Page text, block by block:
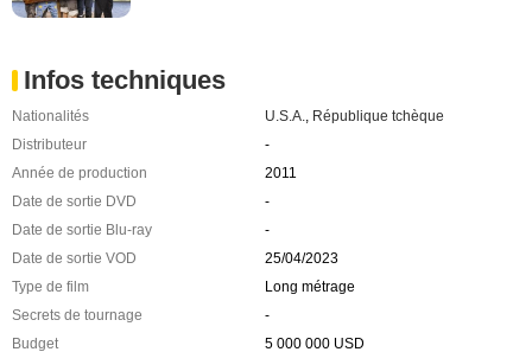
Infos techniques
Nationalités U.S.A., République tchèque
Distributeur
-
Année de production
2011
Date de sortie DVD
-
Date de sortie Blu-ray
-
Date de sortie VOD
25/04/2023
Type de film
Long métrage
Secrets de tournage
-
Budget
5 000 000 USD